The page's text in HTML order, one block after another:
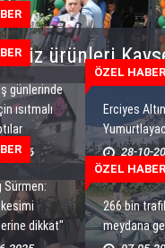
ürünleri
günlerinde
ısıtmalı
2026
ÖZEL HABER
Erciyes Altın
28-10-
Sürmen:
dikkat"
ÖZEL HABER
266 bin
meydana